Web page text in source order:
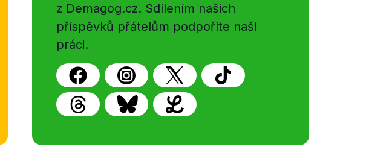
z Demagog.cz. Sdílením našich
příspěvků přátelům podpoříte naši
práci.